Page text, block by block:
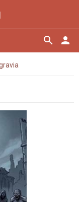
person
search